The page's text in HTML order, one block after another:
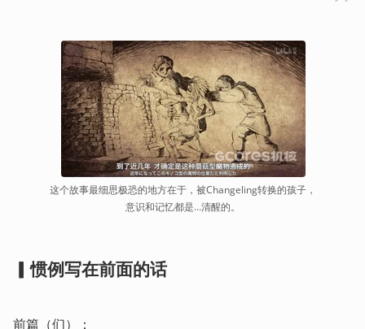
这个故事最细思极恐的地方在于，被Changeling转换的孩子，
意识和记忆都是…清醒的。
▎惯例写在前面的话
前篇（们）：